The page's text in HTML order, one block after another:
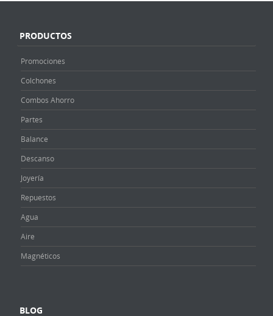
PRODUCTOS
Promociones
Colchones
Combos Ahorro
Partes
Balance
Descanso
Joyería
Repuestos
Agua
Aire
Magnéticos
BLOG